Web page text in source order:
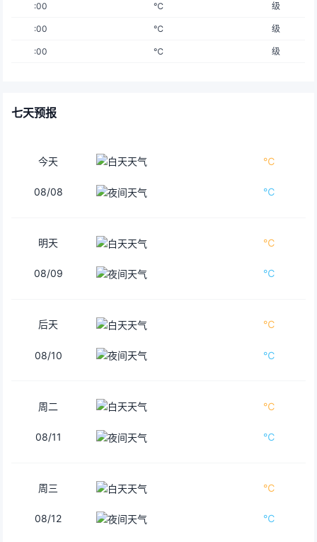
:00 ℃ 级
:00 ℃ 级
:00 ℃ 级
七天预报
今天 ℃
08/08 ℃
明天 ℃
08/09 ℃
后天 ℃
08/10 ℃
周二 ℃
08/11 ℃
周三 ℃
08/12 ℃